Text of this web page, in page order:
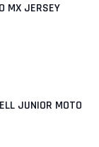
MX JERSEY
JUNIOR MOTO